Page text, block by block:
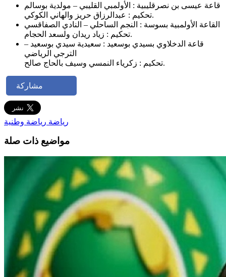
قاعة عيسى بن نصرقليبية : الأولمبي القليبي – مولدية بوسالم
تحكيم : عبدالرزاق حريز والهاني الكوكي.
القاعة الأولمبية بسوسة : النجم الساحلي – النادي الصفاقسي
تحكيم : زياد ريدان ولسعد الحجام.
قاعة الدخلاوي بسيدي بوسعيد : سعيدية سيدي بوسعيد –
الترجي الرياضي
تحكيم : زكرياء النمسي وسيف بالحاج صالح.
مشاركة
رياضة رياضة وطنية
مواضيع ذات صلة